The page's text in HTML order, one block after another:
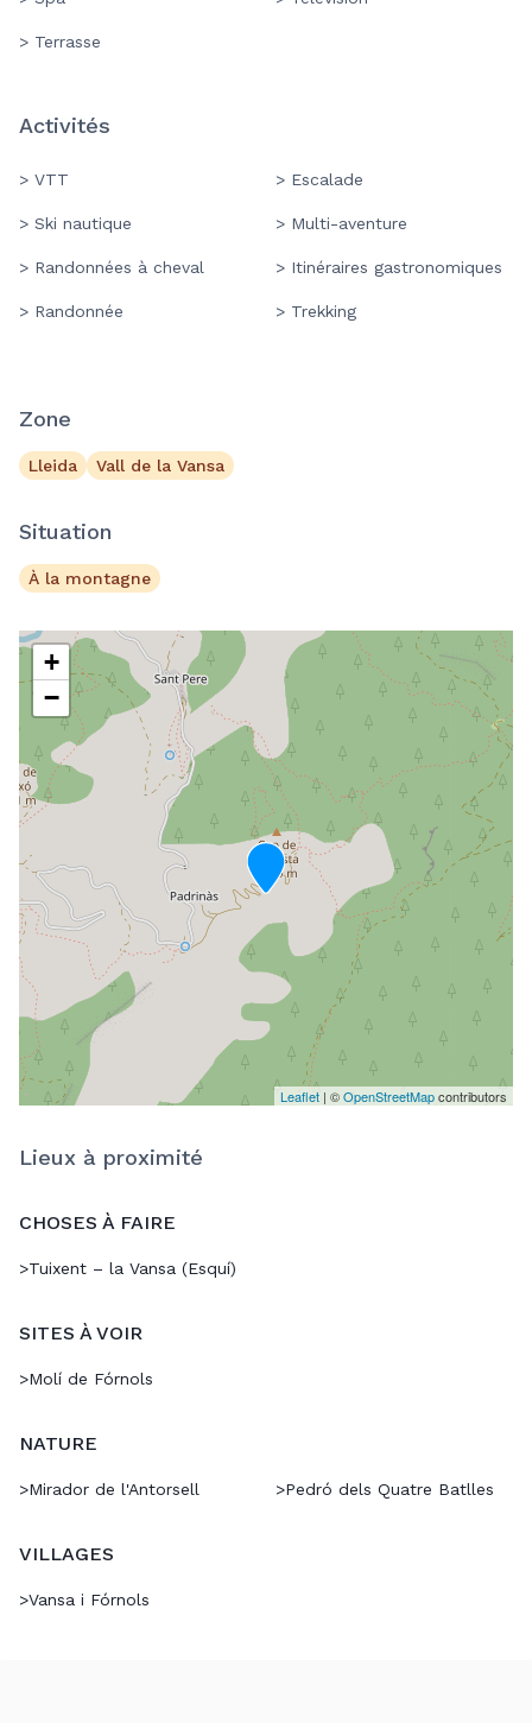
> Terrasse
Activités
> VTT > Escalade
> Ski nautique > Multi-aventure
> Randonnées à cheval > Itinéraires gastronomiques
> Randonnée > Trekking
Zone
Lleida Vall de la Vansa
Situation
À la montagne
+
−
Leaflet | ©OpenStreetMapcontributors
Lieux à proximité
CHOSES À FAIRE
>Tuixent – la Vansa (Esquí)
SITES À VOIR
>Molí de Fórnols
NATURE
>Mirador de l'Antorsell >Pedró dels Quatre Batlles
VILLAGES
>Vansa i Fórnols